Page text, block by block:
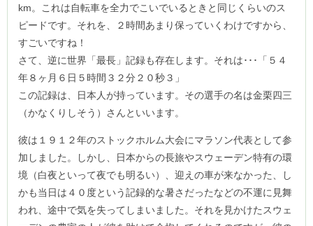
km。これは自転車を全力でこいでいるときと同じくらいのス
ピードです。それを、２時間あまり保っていくわけですから、
すごいですね！
さて、逆に世界「最長」記録も存在します。それは･･･「５４
年８ヶ月６日５時間３２分２０秒３」
この記録は、日本人が持っています。その選手の名は金栗四三
（かなくりしそう）さんといいます。
彼は１９１２年のストックホルム大会にマラソン代表として参
加しました。しかし、日本からの長旅やスウェーデン特有の環
境（白夜といって夜でも明るい）、迎えの車が来なかった、し
かも当日は４０度という記録的な暑さだったなどの不運に見舞
われ、途中で気を失ってしまいました。それを見かけたスウェ